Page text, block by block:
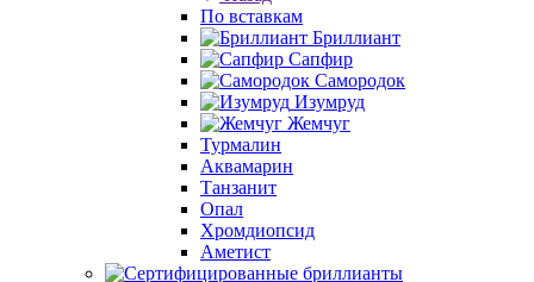
По вставкам
Бриллиант
Сапфир
Самородок
Изумруд
Жемчуг
Турмалин
Аквамарин
Танзанит
Опал
Хромдиопсид
Аметист